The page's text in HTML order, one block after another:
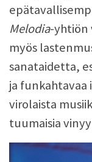
Melodia-yhtiön
myös
sanataidetta,
ja funkahtavaa
virolaista
tuumaisia